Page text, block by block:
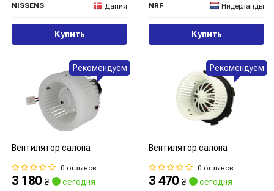
NISSENS
Дания
Купить
NRF
Нидерланды
Купить
Вентилятор салона
0 отзывов
3 180 ₴ сегодня
Рекомендуем
Вентилятор салона
0 отзывов
3 470 ₴ сегодня
Рекомендуем